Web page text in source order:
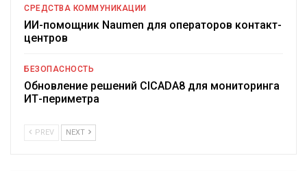
СРЕДСТВА КОММУНИКАЦИИ
ИИ-помощник Naumen для операторов контакт-
центров
БЕЗОПАСНОСТЬ
Обновление решений CICADA8 для мониторинга
ИТ-периметра
PREV NEXT